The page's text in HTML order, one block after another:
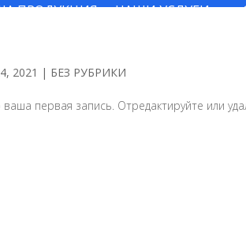
ПРОДУКЦИЯ НАШИ УСЛУГИ
2021 | БЕЗ РУБРИКИ
первая запись. Отредактируйте или